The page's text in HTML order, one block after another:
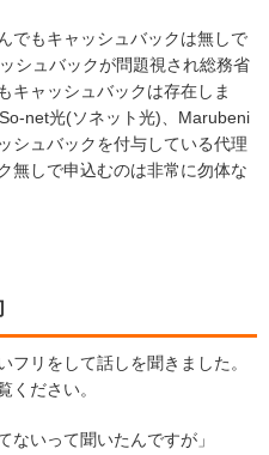
でもキャッシュバックは無しで
シュバックが問題視され総務省
キャッシュバックは存在しま
net光(ソネット光)、Marubeni
シュバックを付与している代理
無しで申込むのは非常に勿体な
リをして話しを聞きました。
ください。
ないって聞いたんですが」